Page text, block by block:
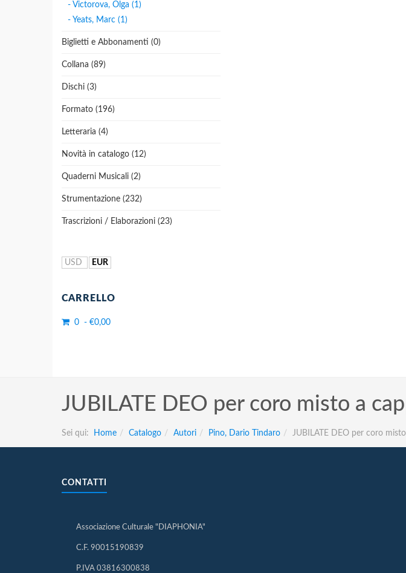
- Victorova, Olga (1)
- Yeats, Marc (1)
Biglietti e Abbonamenti (0)
Collana (89)
Dischi (3)
Formato (196)
Letteraria (4)
Novità in catalogo (12)
Quaderni Musicali (2)
Strumentazione (232)
Trascrizioni / Elaborazioni (23)
USD EUR
CARRELLO
0 - €0,00
JUBILATE DEO per coro misto a
Sei qui: Home Catalogo Autori Pino, Dario Tindaro JUBILATE DEO per coro
CONTATTI
Associazione Culturale "DIAPHONIA"
C.F. 90015190839
P.IVA 03816300838